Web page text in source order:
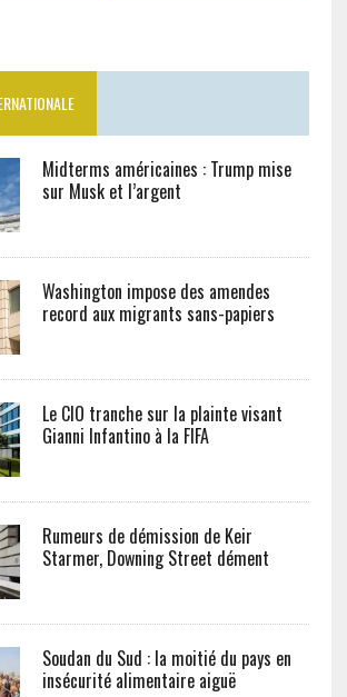
Midterms américaines : Trump mise
sur Musk et l’argent
Washington impose des amendes
record aux migrants sans-papiers
Le CIO tranche sur la plainte visant
Gianni Infantino à la FIFA
Rumeurs de démission de Keir
Starmer, Downing Street dément
Soudan du Sud : la moitié du pays en
insécurité alimentaire aiguë